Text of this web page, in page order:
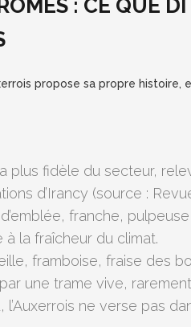
: CE QUE
propose sa propre histoire,
plus fidèle du secteur,
d’Irancy (source :
d’emblée, franche,
la fraîcheur du climat.
framboise, fraise des
une trame vive,
l’Auxerrois ne verse pas